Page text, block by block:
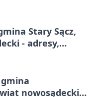
Stary Sącz,
- adresy,
nowosądecki -